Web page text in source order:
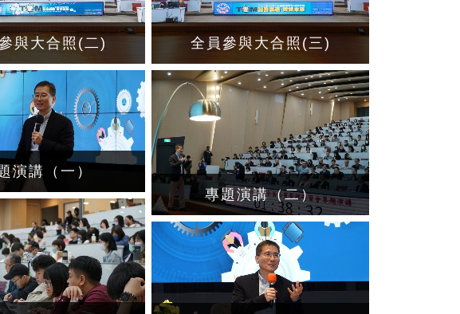
與大合照(二) 全員參與大合照(三)
演講（一）
專題演講（二）